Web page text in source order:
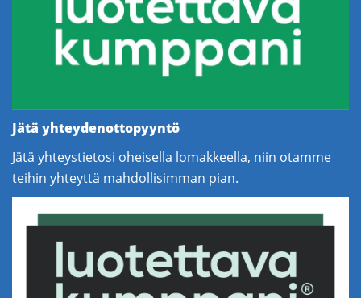
Jätä yhteydenottopyyntö
Jätä yhteystietosi oheisella lomakkeella, niin otamme
teihin yhteyttä mahdollisimman pian.